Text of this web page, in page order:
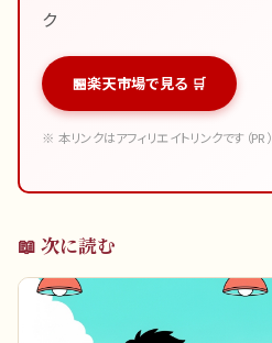
ク
楽天市場で見る 🛒
※ 本リンクはアフィリエイトリンクです（PR）
📖 次に読む